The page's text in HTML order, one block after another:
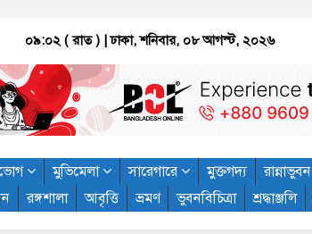
০৯:০২ ( রাত ) | ঢাকা, শনিবার, ০৮ আগস্ট, ২০২৬
মুভিমেলা সারেগারে মুক্তগদ্য রান্নাভুবন
রঙ্গশালা আবৃত্তি ভ্রমণ ভুবনবিচিত্রা শ্রদ্ধাঞ্জলি